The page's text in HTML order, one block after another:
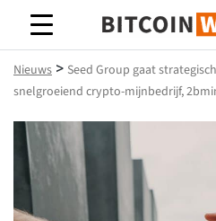
Bitcoin-
Nieuws > Seed Group gaat
snelgroeiend crypto-mijnbedrijf,